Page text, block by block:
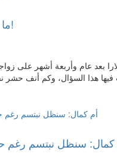
ما حوشتيش ؟!
بعد عام وأربعة أشهر على
فيها هذا السؤال، وكم أنف حشر
كمال: سنظل نبتسم رغم